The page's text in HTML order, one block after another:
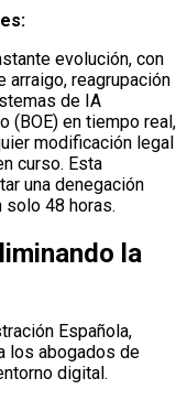
evolución, con
reagrupación
de IA
(BOE) en tiempo real,
modificación legal
curso. Esta
una denegación
solo 48 horas.
la
Española,
los abogados de
digital.